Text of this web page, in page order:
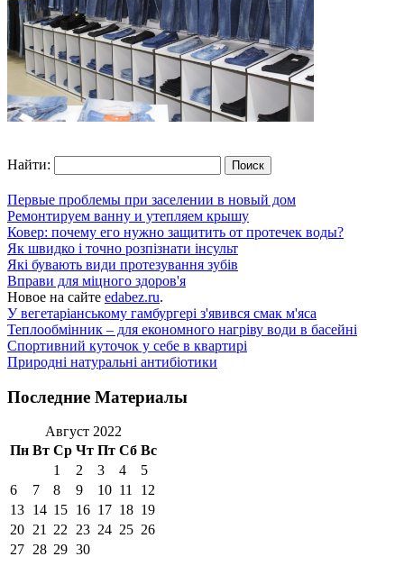
Найти:
Первые проблемы при заселении в новый дом
Ремонтируем ванну и утепляем крышу
Ковер: почему его нужно защитить от протечек воды?
Як швидко і точно розпізнати інсульт
Які бувають види протезування зубів
Вправи для міцного здоров'я
Новое на сайте edabez.ru.
У вегетаріанському гамбургері з'явився смак м'яса
Теплообмінник – для економного нагріву води в басейні
Спортивний куточок у себе в квартирі
Природні натуральні антибіотики
Последние Материалы
Август 2022
Пн Вт Ср Чт Пт Сб Вс
1
2 3 4
5
6
7 8 9 10 11
12
13 14 15 16 17 18 19
20 21 22 23 24 25 26
27 28 29 30